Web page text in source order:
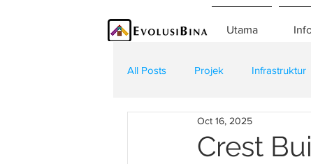
Utama
All Posts Projek Infrastruktur
Teknologi Kontraktor
Crest
Oct 16, 2025